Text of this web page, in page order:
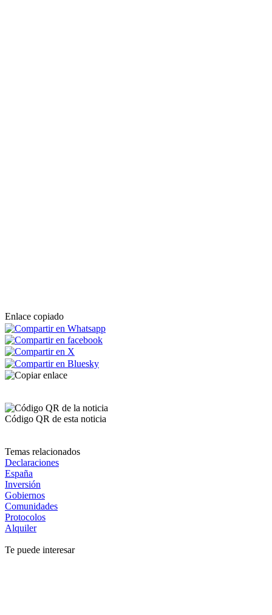
Enlace copiado
Código QR de esta noticia
Temas relacionados
Declaraciones
España
Inversión
Gobiernos
Comunidades
Protocolos
Alquiler
Te puede interesar